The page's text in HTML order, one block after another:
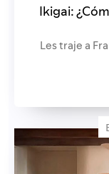
Ikigai:
Les traje a